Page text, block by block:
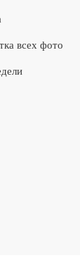
всех фото